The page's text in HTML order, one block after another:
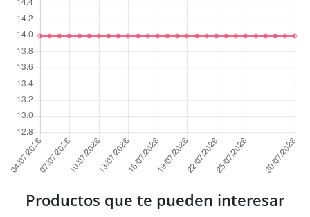
Productos que te pueden interesar